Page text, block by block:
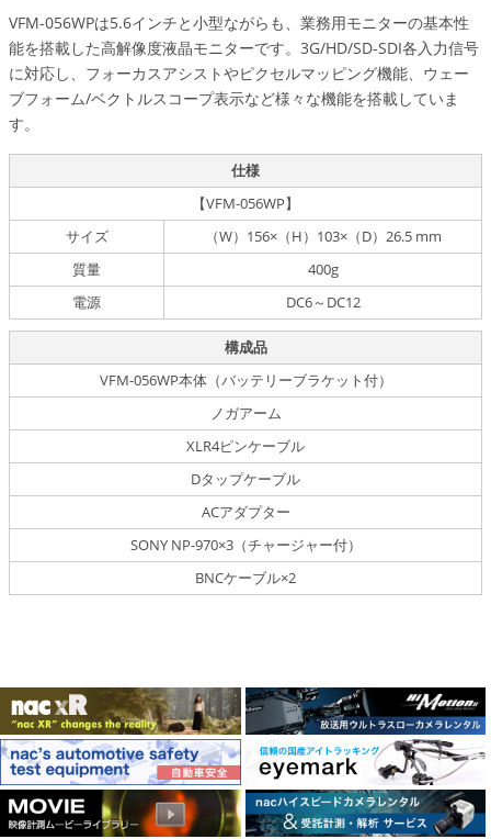
VFM-056WPは5.6インチと小型ながらも、業務用モニターの基本性
能を搭載した高解像度液晶モニターです。3G/HD/SD-SDI各入力信号
に対応し、フォーカスアシストやピクセルマッピング機能、ウェー
ブフォーム/ベクトルスコープ表示など様々な機能を搭載していま
す。
仕様
【VFM-056WP】
サイズ
（W）156×（H）103×（D）26.5 mm
質量
400g
電源
DC6～DC12
構成品
VFM-056WP本体（バッテリーブラケット付）
ノガアーム
XLR4ピンケーブル
Dタップケーブル
ACアダプター
SONY NP-970×3（チャージャー付）
BNCケーブル×2